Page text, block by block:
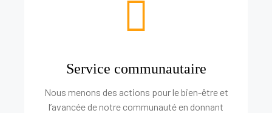
Service communautaire
Nous menons des actions pour le bien-être et
l’avancée de notre communauté en donnant